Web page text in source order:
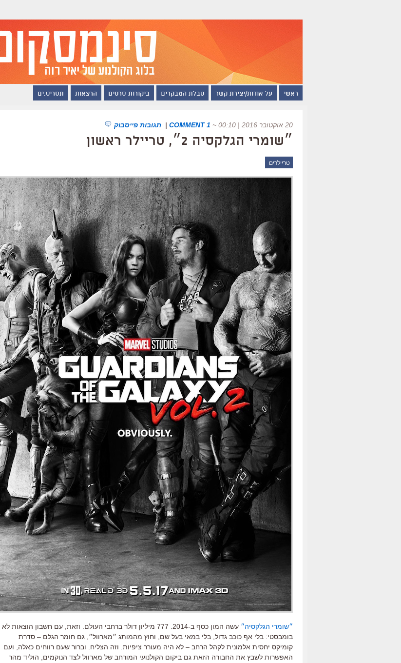
ראשי על אודות/יצירת קשר טבלת המבקרים ביקורות סרטים הרצאות תסריט.ים
20 אוקטובר 2016 | 00:10 ~
1 COMMENT
| תגובות פייסבוק
״שומרי הגלקסיה 2״, טריילר ראשון
טריילרים
״שומרי הגלקסיה״
עשה המון כסף ב-2014. 777 מיליון דולר ברחבי העולם. וזאת, עם חשבון הוצאות לא
בומבסטי: בלי אף כוכב גדול, בלי במאי בעל שם, וחוץ מהמותג ״מארוול״, גם חומר הגלם – סדרת
קומיקס יחסית אלמונית לקהל הרחב – לא היה מעורר ציפיות. וזה הצליח. וברור שעם רווחים כאלה, ועם
האפשרות לשבץ את החבורה הזאת גם ביקום הקולנועי המורחב של מארוול לצד הנוקמים, הוליד מהר